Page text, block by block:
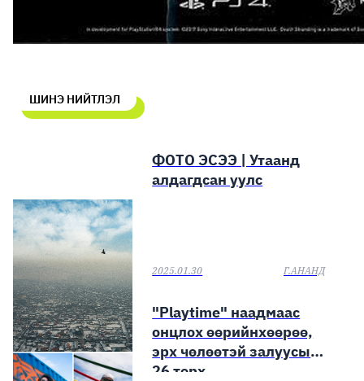
ШИНЭ НИЙТЛЭЛ
ФОТО ЭСЭЭ | Утаанд
алдагдсан уулс
2025.01.30 Г.АНАНД
"Playtime" наадмаас
онцлох өөрийнхөөрөө,
эрх чөлөөтэй залуусын
26 төрх